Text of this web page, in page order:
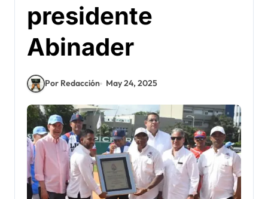
presidente
Abinader
Por Redacción May 24, 2025